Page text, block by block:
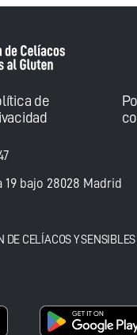
de
19 bajo 28028 Madrid
DE CELÍACOS Y